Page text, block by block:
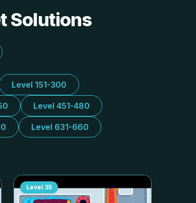
Solutions
Level 151-300
Level 451-480
Level 631-660
Level 35